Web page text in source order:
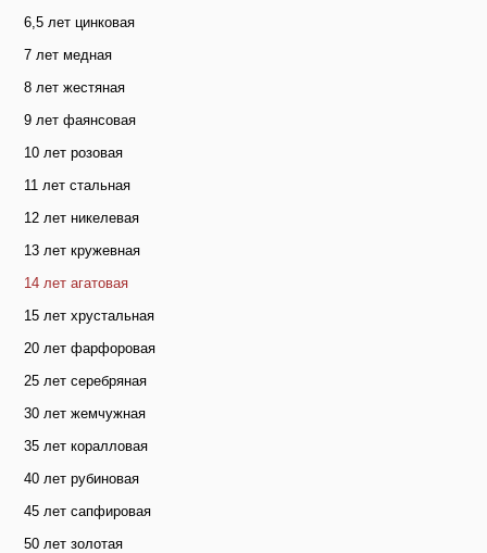
6,5 лет цинковая
7 лет медная
8 лет жестяная
9 лет фаянсовая
10 лет розовая
11 лет стальная
12 лет никелевая
13 лет кружевная
14 лет агатовая
15 лет хрустальная
20 лет фарфоровая
25 лет серебряная
30 лет жемчужная
35 лет коралловая
40 лет рубиновая
45 лет сапфировая
50 лет золотая